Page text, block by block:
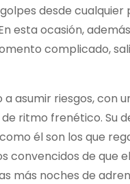
desde cualquier
esta ocasión,
complicado,
asumir riesgos, con
ritmo frenético. Su
él son los que
convencidos de que
más noches de